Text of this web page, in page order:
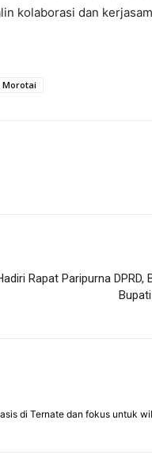
kolaborasi dan
Morotai
Rapat Paripurna DPRD,
di Ternate dan fokus untuk